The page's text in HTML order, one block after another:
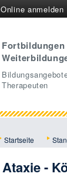
Online anmelden
Fortbildungen
Therapeuten
Startseite
Ataxie -